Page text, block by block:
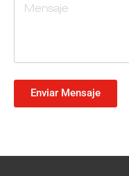
Enviar Mensaje